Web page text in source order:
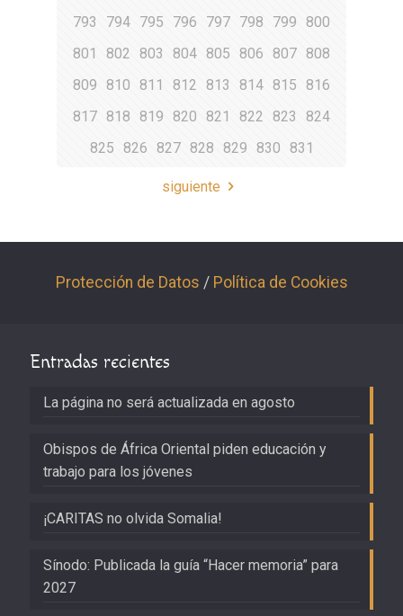
793
794 795 796 797 798 799
800
801
802 803 804 805 806 807 808
809
810 811 812 813 814 815
816
817 818 819 820 821 822 823
824
825
826 827 828 829 830 831
siguiente
Protección de Datos / Política de Cookies
Entradas recientes
La página no será actualizada en agosto
Obispos de África Oriental piden educación y
trabajo para los jóvenes
¡CARITAS no olvida Somalia!
Sínodo: Publicada la guía “Hacer memoria” para
2027